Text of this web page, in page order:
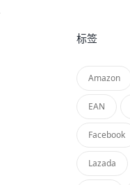
标签
Amazon
EAN
Facebook
Lazada